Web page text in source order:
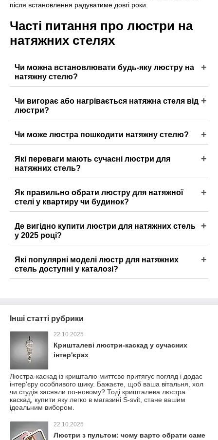
після встановлення радуватиме довгі роки.
Часті питання про люстри на
натяжних стелях
Чи можна встановлювати будь-яку люстру на
натяжну стелю?
Чи вигорає або нагрівається натяжна стеля від
люстри?
Чи може люстра пошкодити натяжну стелю?
Які переваги мають сучасні люстри для
натяжних стель?
Як правильно обрати люстру для натяжної
стелі у квартиру чи будинок?
Де вигідно купити люстри для натяжних стель
у 2025 році?
Які популярні моделі люстр для натяжних
стель доступні у каталозі?
Інші статті рубрики
22.10.2025
Кришталеві люстри-каскад у сучасних
інтер'єрах
Люстра-каскад із кришталю миттєво притягує погляд і додає
інтер'єру особливого шику. Бажаєте, щоб ваша вітальня, хол
чи студія засяяли по-новому? Тоді кришталева люстра
каскад, купити яку легко в магазині S-svit, стане вашим
ідеальним вибором.
22.10.2025
Люстри з пультом: чому варто обрати саме